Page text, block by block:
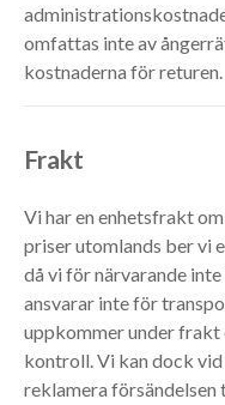
omfattas inte av
kostnaderna för returen.
Frakt
Vi har en enhetsfrakt
priser utomlands ber vi
då vi för närvarande
ansvarar inte för
uppkommer under
kontroll. Vi kan dock
reklamera